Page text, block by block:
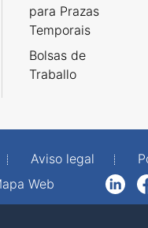
para Prazas
Temporais
Bolsas de
Traballo
Aviso legal
Web
LinkedInFacebook